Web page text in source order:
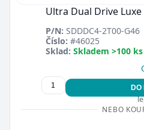
Ultra Dual Drive Luxe
P/N: SDDDC4-2T00-G46
Číslo: #46025
Sklad: Skladem >100 ks
DO
NEBO